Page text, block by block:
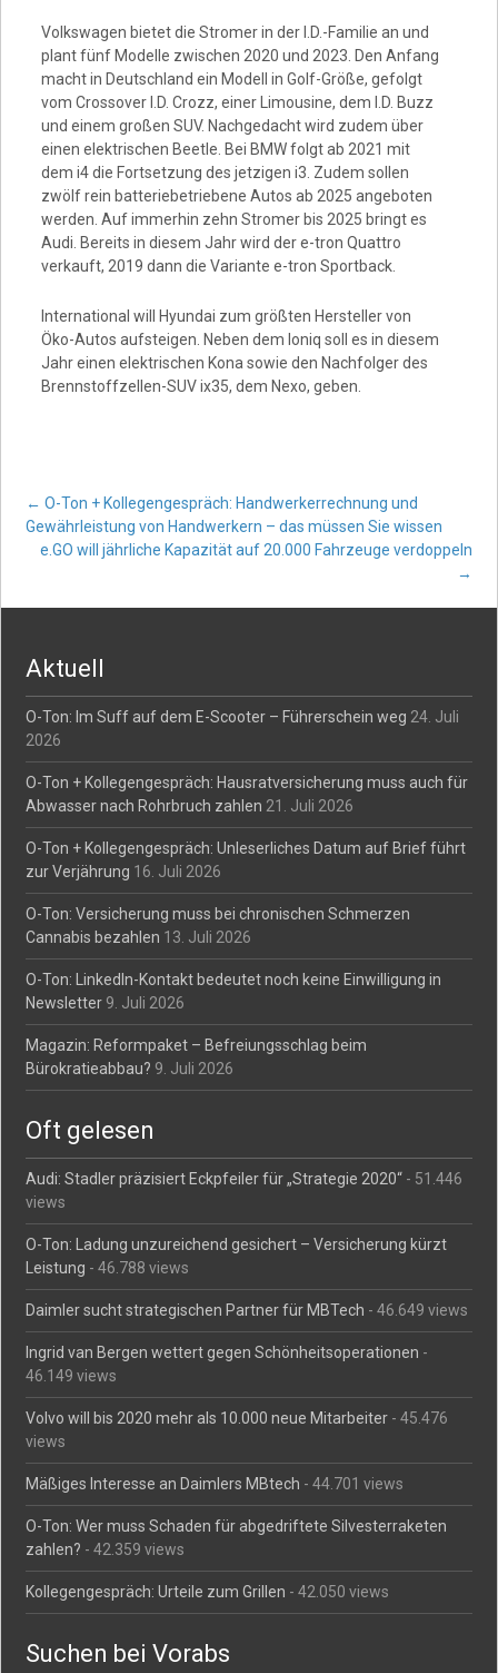
Volkswagen bietet die Stromer in der I.D.-Familie an und
plant fünf Modelle zwischen 2020 und 2023. Den Anfang
macht in Deutschland ein Modell in Golf-Größe, gefolgt
vom Crossover I.D. Crozz, einer Limousine, dem I.D. Buzz
und einem großen SUV. Nachgedacht wird zudem über
einen elektrischen Beetle. Bei BMW folgt ab 2021 mit
dem i4 die Fortsetzung des jetzigen i3. Zudem sollen
zwölf rein batteriebetriebene Autos ab 2025 angeboten
werden. Auf immerhin zehn Stromer bis 2025 bringt es
Audi. Bereits in diesem Jahr wird der e-tron Quattro
verkauft, 2019 dann die Variante e-tron Sportback.
International will Hyundai zum größten Hersteller von
Öko-Autos aufsteigen. Neben dem Ioniq soll es in diesem
Jahr einen elektrischen Kona sowie den Nachfolger des
Brennstoffzellen-SUV ix35, dem Nexo, geben.
Post
navigation
← O-Ton + Kollegengespräch: Handwerkerrechnung und
Gewährleistung von Handwerkern – das müssen Sie wissen
e.GO will jährliche Kapazität auf 20.000 Fahrzeuge verdoppeln
→
Aktuell
O-Ton: Im Suff auf dem E-Scooter – Führerschein weg 24. Juli
2026
O-Ton + Kollegengespräch: Hausratversicherung muss auch für
Abwasser nach Rohrbruch zahlen 21. Juli 2026
O-Ton + Kollegengespräch: Unleserliches Datum auf Brief führt
zur Verjährung 16. Juli 2026
O-Ton: Versicherung muss bei chronischen Schmerzen
Cannabis bezahlen 13. Juli 2026
O-Ton: LinkedIn-Kontakt bedeutet noch keine Einwilligung in
Newsletter 9. Juli 2026
Magazin: Reformpaket – Befreiungsschlag beim
Bürokratieabbau? 9. Juli 2026
Oft gelesen
Audi: Stadler präzisiert Eckpfeiler für „Strategie 2020“ - 51.446
views
O-Ton: Ladung unzureichend gesichert – Versicherung kürzt
Leistung - 46.788 views
Daimler sucht strategischen Partner für MBTech - 46.649 views
Ingrid van Bergen wettert gegen Schönheitsoperationen -
46.149 views
Volvo will bis 2020 mehr als 10.000 neue Mitarbeiter - 45.476
views
Mäßiges Interesse an Daimlers MBtech - 44.701 views
O-Ton: Wer muss Schaden für abgedriftete Silvesterraketen
zahlen? - 42.359 views
Kollegengespräch: Urteile zum Grillen - 42.050 views
Suchen bei Vorabs